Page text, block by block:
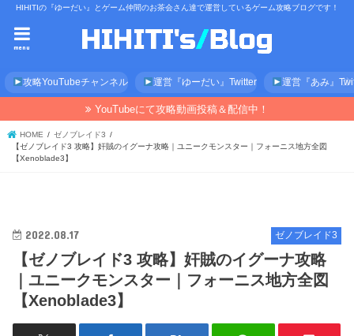
HIHITIの『ゆーだい』とゲーム仲間のお茶会さん達で運営しているゲーム攻略ブログです！
menu
攻略YouTubeチャンネル 運営『ゆーだい』Twitter 運営『あみ』
YouTubeにて攻略動画投稿＆配信中！
HOME
ゼノブレイド3
【ゼノブレイド3 攻略】奸賊のイグーナ攻略｜ユニークモンスター｜フォーニス地方全図
【Xenoblade3】
ゼノブレイド3
2022.08.17
【ゼノブレイド3 攻略】奸賊のイグーナ攻略
｜ユニークモンスター｜フォーニス地方全図
【Xenoblade3】